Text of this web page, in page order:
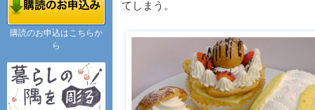
てしまう。
購読のお申込はこちらか
ら